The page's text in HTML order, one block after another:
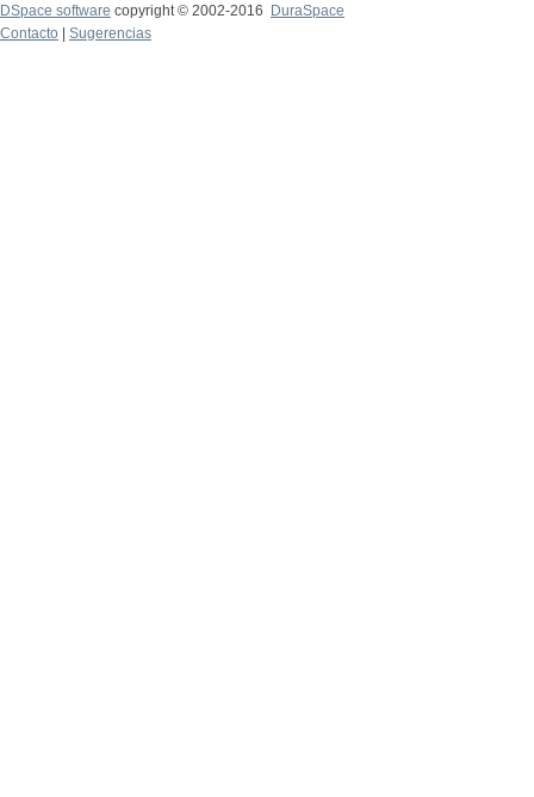
DSpace software copyright © 2002-2016
DuraSpace
Contacto
Sugerencias